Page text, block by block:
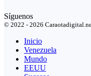
Síguenos
© 2022 - 2026
Inicio
Venezuela
Mundo
EEUU